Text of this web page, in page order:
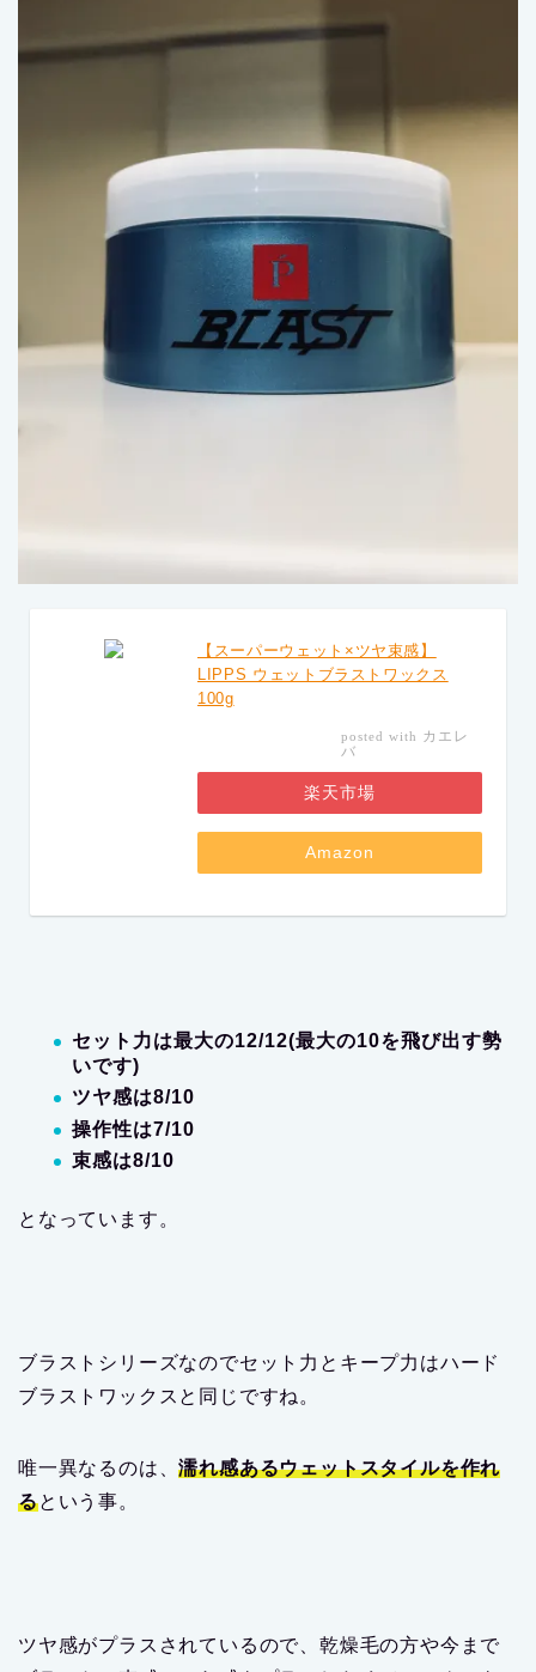
【スーパーウェット×ツヤ束感】
LIPPS ウェットブラストワックス
100g
posted with カエレ
バ
楽天市場
Amazon
セット力は最大の12/12(最大の10を飛び出す勢
いです)
ツヤ感は8/10
操作性は7/10
束感は8/10
となっています。
ブラストシリーズなのでセット力とキープ力はハード
ブラストワックスと同じですね。
唯一異なるのは、濡れ感あるウェットスタイルを作れ
るという事。
ツヤ感がプラスされているので、乾燥毛の方や今まで